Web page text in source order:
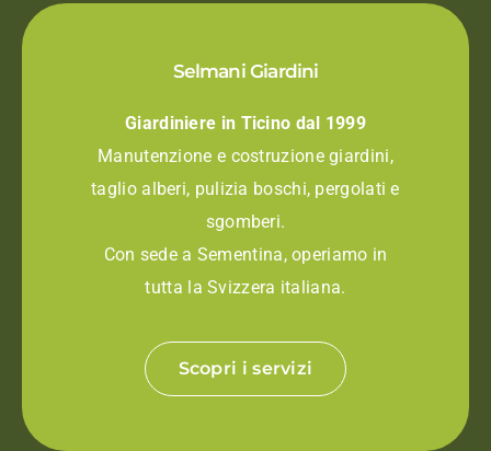
Selmani Giardini
Giardiniere in Ticino dal 1999
Manutenzione e costruzione giardini,
taglio alberi, pulizia boschi, pergolati e
sgomberi.
Con sede a Sementina, operiamo in
tutta la Svizzera italiana.
Scopri i servizi